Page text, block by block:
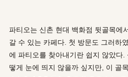
파티오는 신촌 현대 백화점 뒷골목에
갈 수 있는 카페다. 첫 방문도 그러하
에 파티오를 찾아내기란 쉽지 않았다.
떻게 눈에 띄지 않을까 싶지만, 이 골